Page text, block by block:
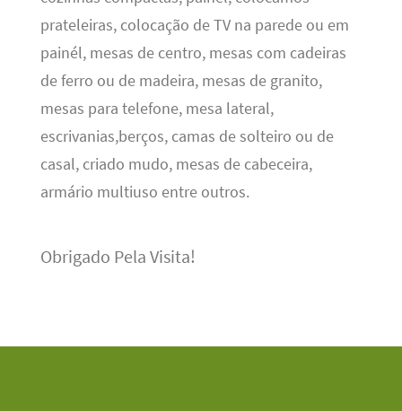
prateleiras, colocação de TV na parede ou em
painél, mesas de centro, mesas com cadeiras
de ferro ou de madeira, mesas de granito,
mesas para telefone, mesa lateral,
escrivanias,berços, camas de solteiro ou de
casal, criado mudo, mesas de cabeceira,
armário multiuso entre outros.
Obrigado Pela Visita!